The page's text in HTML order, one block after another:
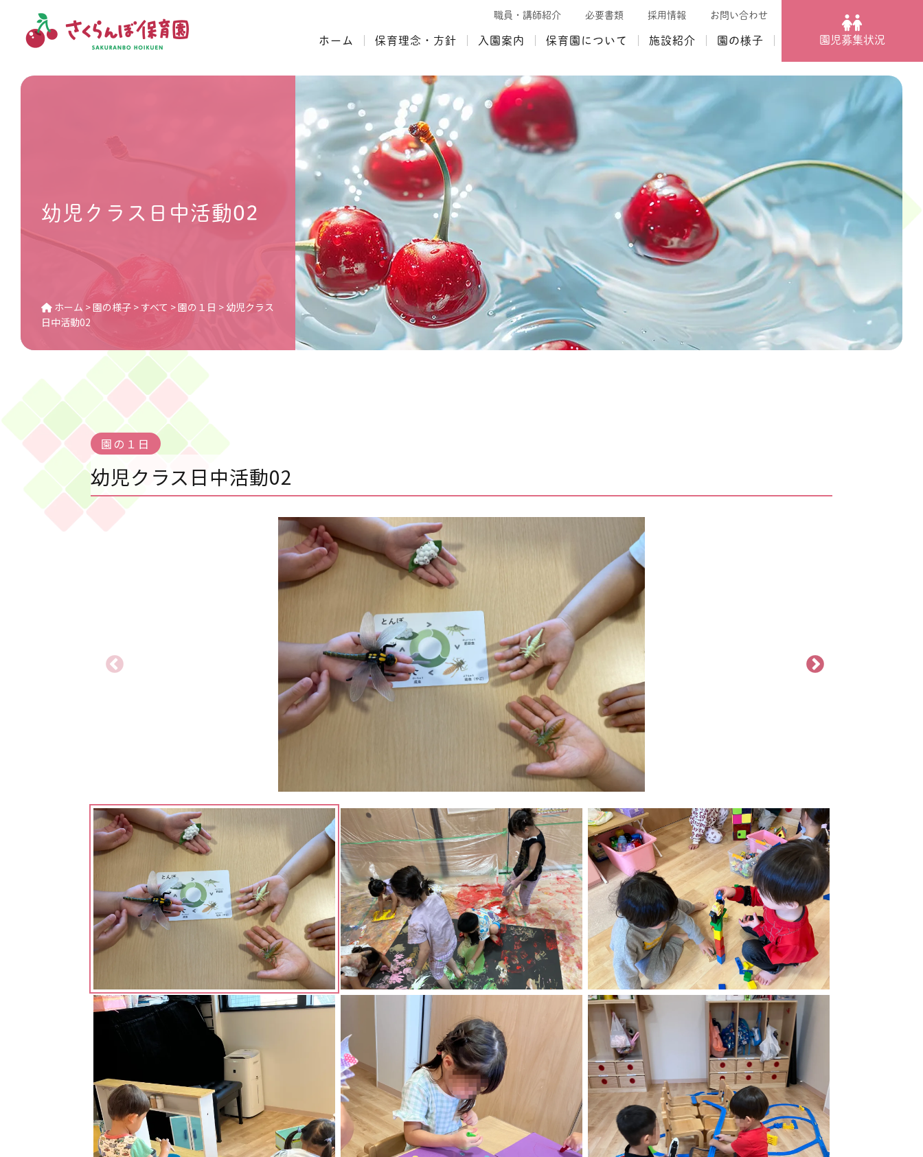
職員・講師紹介 必要書類 採用情報 お問い合わせ
ホーム 保育理念・方針 入園案内 保育園について 施設紹介 園の様子 園児募集状況
幼児クラス日中活動02
ホーム >園の様子 >すべて >園の１日 > 幼児クラス
日中活動02
園の１日
幼児クラス日中活動02